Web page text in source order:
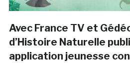
Avec France TV et
d’Histoire Naturelle
application jeunesse